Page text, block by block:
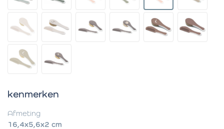
kenmerken
Afmeting
16,4x5,6x2 cm